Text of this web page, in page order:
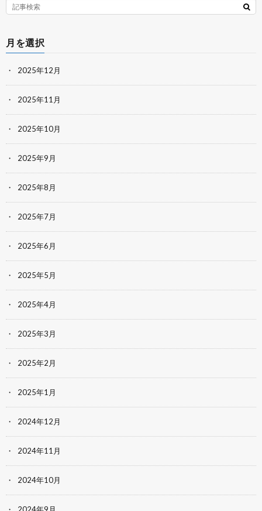
月を選択
2025年12月
2025年11月
2025年10月
2025年9月
2025年8月
2025年7月
2025年6月
2025年5月
2025年4月
2025年3月
2025年2月
2025年1月
2024年12月
2024年11月
2024年10月